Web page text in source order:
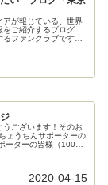
アが報じている、世界
をご紹介するブログ
ファンクラブです。
うございます！そのお
ょうちんサポーターの
ーターの皆様（1000
2020-04-15